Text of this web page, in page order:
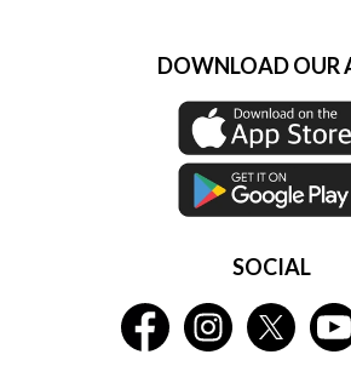
DOWNLOAD OUR
SOCIAL